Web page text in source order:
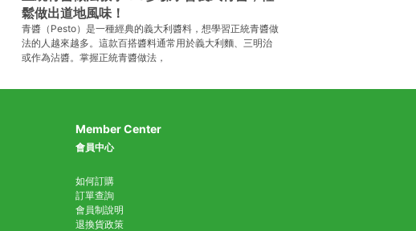
鬆做出道地風味！
青醬（Pesto）是一種經典的義大利醬料，想學習正統青醬做
法的人越來越多。這款百搭醬料通常用於義大利麵、三明治
或作為沾醬。掌握正統青醬做法，
Member Center
會員中心
如何訂購
訂單查詢
會員制說明
退換貨政策